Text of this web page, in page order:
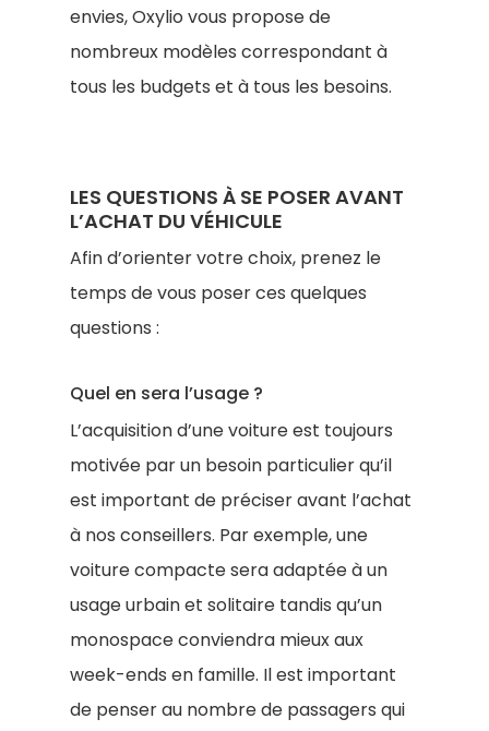
envies, Oxylio vous propose de
nombreux modèles correspondant à
tous les budgets et à tous les besoins.
LES QUESTIONS À SE POSER AVANT
L’ACHAT DU VÉHICULE
Afin d’orienter votre choix, prenez le
temps de vous poser ces quelques
questions :
Quel en sera l’usage ?
L’acquisition d’une voiture est toujours
motivée par un besoin particulier qu’il
est important de préciser avant l’achat
à nos conseillers. Par exemple, une
voiture compacte sera adaptée à un
usage urbain et solitaire tandis qu’un
monospace conviendra mieux aux
week-ends en famille. Il est important
de penser au nombre de passagers qui